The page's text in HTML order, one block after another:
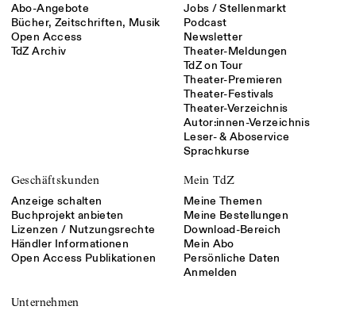
Abo-Angebote
Bücher, Zeitschriften, Musik
Open Access
TdZ Archiv
Jobs / Stellenmarkt
Podcast
Newsletter
Theater-Meldungen
TdZ on Tour
Theater-Premieren
Theater-Festivals
Theater-Verzeichnis
Autor:innen-Verzeichnis
Leser- & Aboservice
Sprachkurse
Geschäftskunden
Anzeige schalten
Buchprojekt anbieten
Lizenzen / Nutzungsrechte
Händler Informationen
Open Access Publikationen
Mein TdZ
Meine Themen
Meine Bestellungen
Download-Bereich
Mein Abo
Persönliche Daten
Anmelden
Unternehmen